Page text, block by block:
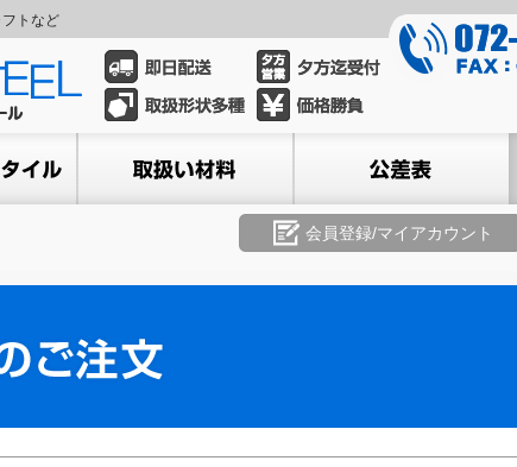
トなど
0
7
1
-
9
0
6
1
-
会員登録/マイアカウント